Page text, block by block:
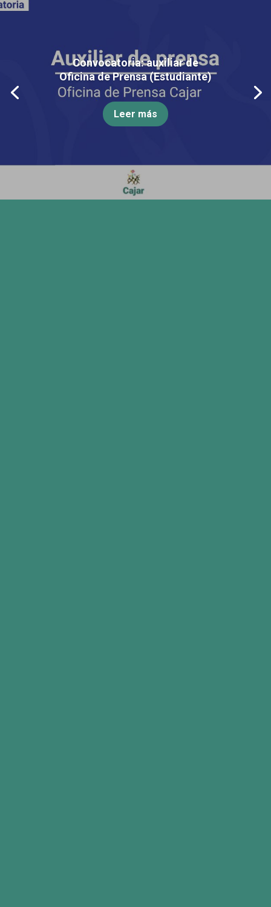
Convocatoria: auxiliar de
Oficina de Prensa (Estudiante)
Leer más